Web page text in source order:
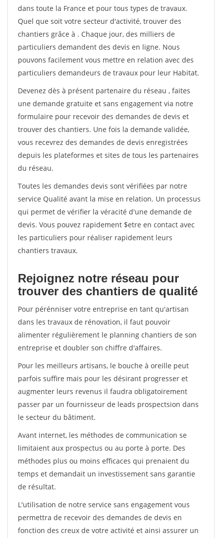
dans toute la France et pour tous types de travaux.
Quel que soit votre secteur d'activité, trouver des
chantiers grâce à . Chaque jour, des milliers de
particuliers demandent des devis en ligne. Nous
pouvons facilement vous mettre en relation avec des
particuliers demandeurs de travaux pour leur Habitat.
Devenez dès à présent partenaire du réseau , faites
une demande gratuite et sans engagement via notre
formulaire pour recevoir des demandes de devis et
trouver des chantiers. Une fois la demande validée,
vous recevrez des demandes de devis enregistrées
depuis les plateformes et sites de tous les partenaires
du réseau.
Toutes les demandes devis sont vérifiées par notre
service Qualité avant la mise en relation. Un processus
qui permet de vérifier la véracité d'une demande de
devis. Vous pouvez rapidement $etre en contact avec
les particuliers pour réaliser rapidement leurs
chantiers travaux.
Rejoignez notre réseau pour
trouver des chantiers de qualité
Pour pérénniser votre entreprise en tant qu'artisan
dans les travaux de rénovation, il faut pouvoir
alimenter régulièrement le planning chantiers de son
entreprise et doubler son chiffre d'affaires.
Pour les meilleurs artisans, le bouche à oreille peut
parfois suffire mais pour les désirant progresser et
augmenter leurs revenus il faudra obligatoirement
passer par un fournisseur de leads prospectsion dans
le secteur du bâtiment.
Avant internet, les méthodes de communication se
limitaient aux prospectus ou au porte à porte. Des
méthodes plus ou moins efficaces qui prenaient du
temps et demandait un investissement sans garantie
de résultat.
L'utilisation de notre service sans engagement vous
permettra de recevoir des demandes de devis en
fonction des creux de votre activité et ainsi assurer un